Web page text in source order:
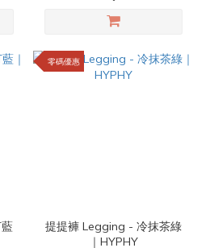
零碼優惠
提提褲 Legging - 冷抹茶綠
｜HYPHY